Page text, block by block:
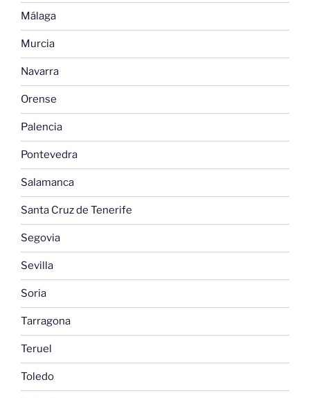
Málaga
Murcia
Navarra
Orense
Palencia
Pontevedra
Salamanca
Santa Cruz de Tenerife
Segovia
Sevilla
Soria
Tarragona
Teruel
Toledo